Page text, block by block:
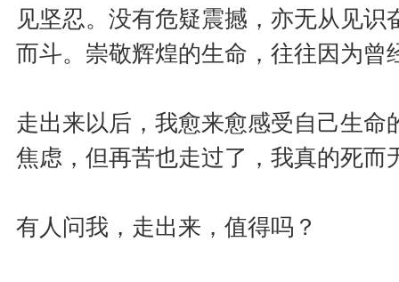
见坚忍。没有危疑震撼，亦无从见
而斗。崇敬辉煌的生命，往往因为曾
走出来以后，我愈来愈感受自己生
焦虑，但再苦也走过了，我真的死而
有人问我，走出来，值得吗？